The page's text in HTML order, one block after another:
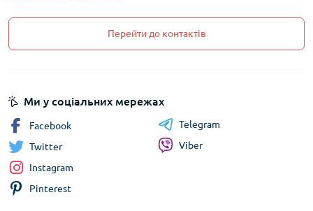
Перейти до контактів
Ми у соціальних мережах
Facebook
Twitter
Instagram
Pinterest
Telegram
Viber